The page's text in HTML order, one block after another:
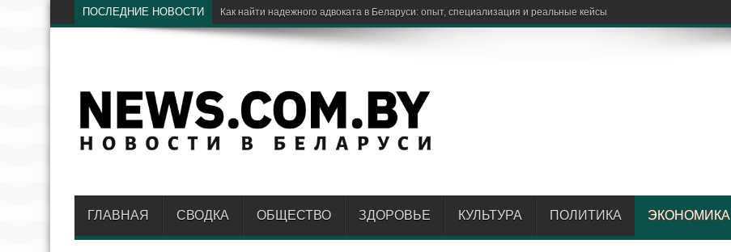
ПОСЛЕДНИЕ НОВОСТИ Как найти надежного адвоката в Беларуси: опыт, специализация и реальные кейсы
ГЛАВНАЯ СВОДКА ОБЩЕСТВО ЗДОРОВЬЕ КУЛЬТУРА ПОЛИТИКА ЭКОНОМИКА